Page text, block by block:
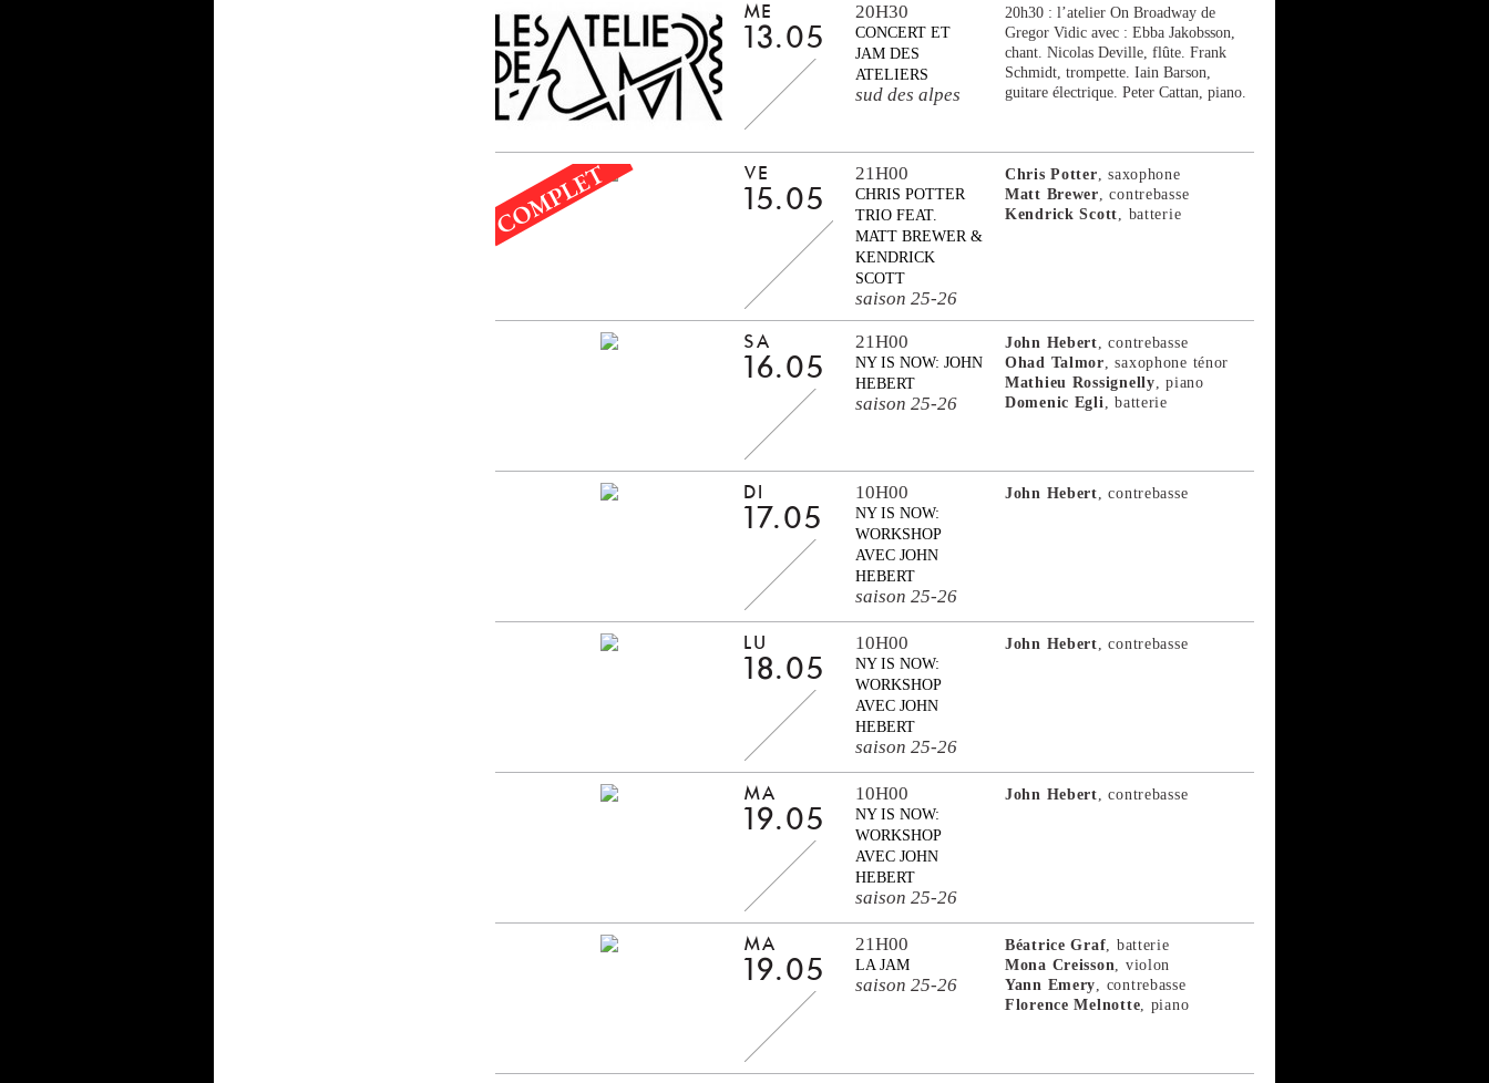
ME
13.05
20H30
CONCERT ET
JAM DES
ATELIERS
sud des alpes
20h30 : l’atelier On Broadway de
Gregor Vidic avec : Ebba Jakobsson,
chant. Nicolas Deville, flûte. Frank
Schmidt, trompette. Iain Barson,
guitare électrique. Peter Cattan, piano.
VE
15.05
21H00
CHRIS POTTER
TRIO FEAT.
MATT BREWER &
KENDRICK
SCOTT
saison 25-26
Chris Potter, saxophone
Matt Brewer, contrebasse
Kendrick Scott, batterie
SA
16.05
21H00
NY IS NOW: JOHN
HEBERT
saison 25-26
John Hebert, contrebasse
Ohad Talmor, saxophone ténor
Mathieu Rossignelly, piano
Domenic Egli, batterie
DI
17.05
10H00
NY IS NOW:
WORKSHOP
AVEC JOHN
HEBERT
saison 25-26
John Hebert, contrebasse
LU
18.05
10H00
NY IS NOW:
WORKSHOP
AVEC JOHN
HEBERT
saison 25-26
John Hebert, contrebasse
MA
19.05
10H00
NY IS NOW:
WORKSHOP
AVEC JOHN
HEBERT
saison 25-26
John Hebert, contrebasse
MA
19.05
21H00
LA JAM
saison 25-26
Béatrice Graf, batterie
Mona Creisson, violon
Yann Emery, contrebasse
Florence Melnotte, piano